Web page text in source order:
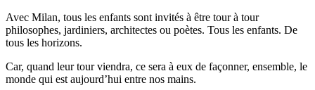
Avec Milan, tous les enfants sont invités à être tour à tour
philosophes, jardiniers, architectes ou poètes. Tous les enfants. De
tous les horizons.
Car, quand leur tour viendra, ce sera à eux de façonner, ensemble, le
monde qui est aujourd’hui entre nos mains.